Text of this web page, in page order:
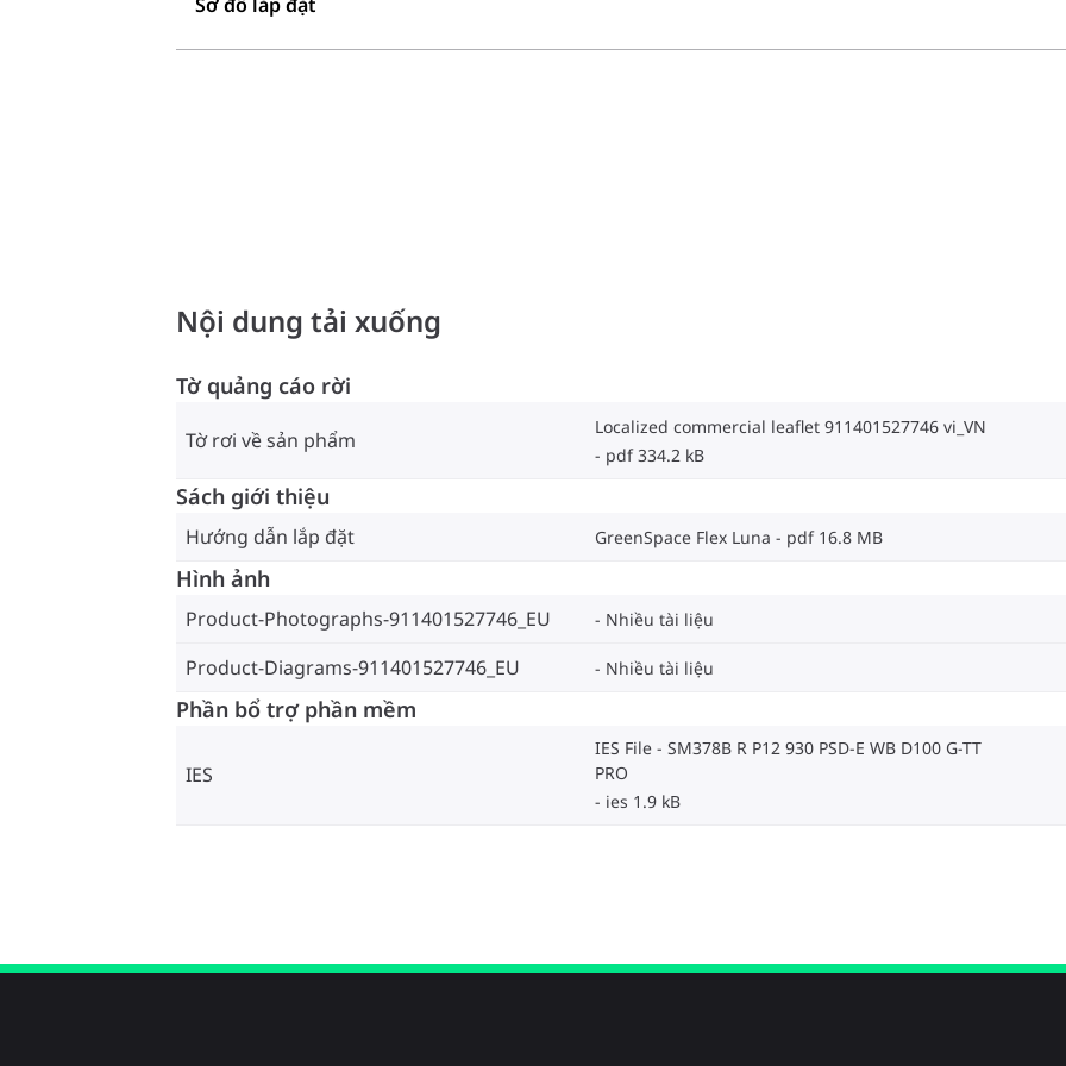
Nội dung tải xuống
Tờ quảng cáo rời
Tờ rơi về sản phẩm
Localized commercial leaflet 911401527746 vi_VN
pdf 334.2 kB
Sách giới thiệu
Hướng dẫn lắp đặt GreenSpace Flex Luna pdf 16.8 MB
Hình ảnh
Product-Photographs-911401527746_EU Nhiều tài liệu
Product-Diagrams-911401527746_EU Nhiều tài liệu
Phần bổ trợ phần mềm
IES
IES File - SM378B R P12 930 PSD-E WB D100 G-TT
PRO
ies 1.9 kB